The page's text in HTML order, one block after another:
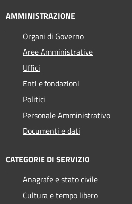
AMMINISTRAZIONE
Organi di Governo
Aree Amministrative
Uffici
Enti e fondazioni
Politici
Personale Amministrativo
Documenti e dati
CATEGORIE DI SERVIZIO
Anagrafe e stato civile
Cultura e tempo libero